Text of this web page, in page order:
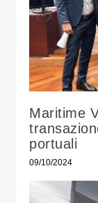
Maritime
portuali
09/10/2024